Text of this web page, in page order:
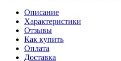
Описание
Характеристики
Отзывы
Как купить
Оплата
Доставка